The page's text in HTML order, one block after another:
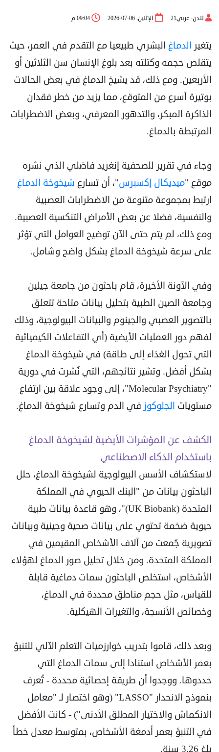
لندن- عربي21 الإثنين، 06-07-2026 09:04 م
يتغير الدماغ البشري طبيعيا مع التقدم في العمر، حيث
يتقلص حجمه وكتلته بعد بلوغ الإنسان سن الثلاثين أو
الأربعين. ومع ذلك، قد يشيخ الدماغ في بعض الحالات
بوتيرة أسرع من المتوقع، مما يزيد من خطر فقدان
الذاكرة المبكر، والتدهور المعرفي، وبعض الاضطرابات
المرتبطة بالدماغ.
وجاء في تقرير للصحفية إنغريد فاضلي الذي نشره
موقع "ميديكال إكسبرس"، أن تسارع شيخوخة الدماغ
ارتبط بمجموعة متنوعة من الاضطرابات العصبية
والنفسية، فضلا عن بعض الأمراض التنكسية العصبية.
ومع ذلك، لم يتم حتى الآن توضيح العوامل التي تؤثر
على سرعة شيخوخة الدماغ بشكل واضح وشامل.
وفي الآونة الأخيرة، قام باحثون من جامعة جيلين
وجامعة الصين الطبية بتحليل بيانات متاحة تتعلق
بالتصوير العصبي والجينوم والبيانات البيولوجية، وذلك
لفهم دور العمليات الأيضية (أي التفاعلات الكيميائية
التي تحول الغذاء إلى طاقة) في شيخوخة الدماغ
بشكل أفضل. وتشير نتائجهم، التي نُشرت في دورية
"Molecular Psychiatry"، إلى وجود علاقة بين ارتفاع
مستويات الجلوكوز في الدم وتسارع شيخوخة الدماغ.
الكشف عن المؤشرات الأيضية لشيخوخة الدماغ
باستخدام الذكاء الاصطناعي
لاستكشاف الأسس البيولوجية لشيخوخة الدماغ، حلل
الباحثون بيانات من "البنك الحيوي في المملكة
المتحدة (UK Biobank)"، وهو قاعدة بيانات طبية
حيوية ضخمة تحتوي على بيانات صحية وجينية وبيانات
تصويرية جُمعت من آلاف الأشخاص المقيمين في
المملكة المتحدة. ومن خلال تحليل صور الدماغ لهؤلاء
الأشخاص، استخلص الباحثون سمات دماغية قابلة
للقياس، مثل حجم مناطق محددة في الدماغ،
وخصائص الأنسجة، والتغيرات الهيكلية.
وبعد ذلك، قاموا بتدريب خوارزميات التعلم الآلي للتنبؤ
بعمر الأشخاص استنادا إلى سمات الدماغ التي
حددوها. ووجدوا أن طريقة إحصائية محددة - تُعرف
بنموذج الانحدار "LASSO" (وهو اختصار لـ "معامل
الانكماش والاختيار المطلق الأدنى") - كانت الأفضل
في التنبؤ بعمر أدمغة الأشخاص، بمتوسط معدل خطأ
بلغ 3.26 سنة.